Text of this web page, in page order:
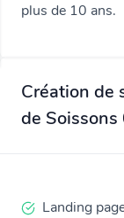
plus de 10 ans.
Création de
de
Landing